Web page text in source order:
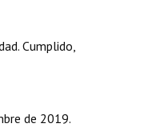
Cumplido,
de 2019.